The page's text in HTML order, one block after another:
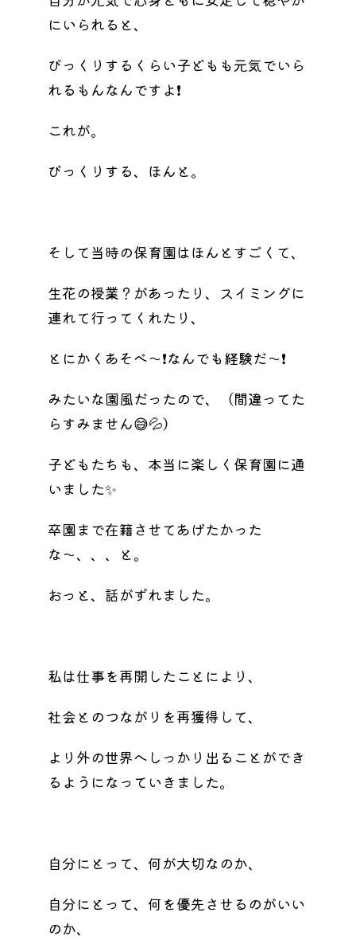
にいられると、
びっくりするくらい子どもも元気でいら
れるもんなんですよ❗️
これが。
びっくりする、ほんと。
そして当時の保育園はほんとすごくて、
生花の授業？があったり、スイミングに
連れて行ってくれたり、
とにかくあそべ〜❗️なんでも経験だ〜❗️
みたいな園風だったので、（間違ってた
らすみません😅💦）
子どもたちも、本当に楽しく保育園に通
いました✨
卒園まで在籍させてあげたかった
な〜、、、と。
おっと、話がずれました。
私は仕事を再開したことにより、
社会とのつながりを再獲得して、
より外の世界へしっかり出ることができ
るようになっていきました。
自分にとって、何が大切なのか、
自分にとって、何を優先させるのがいい
のか、